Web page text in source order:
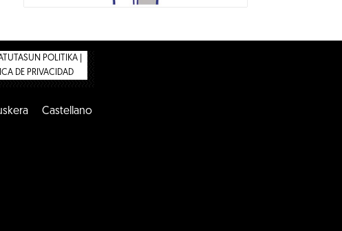
POLITIKA |
DE PRIVACIDAD
Castellano